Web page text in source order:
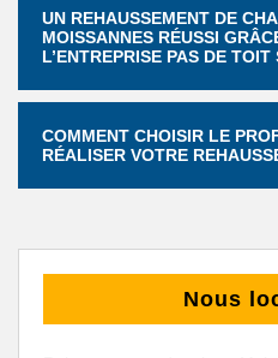
UN REHAUSSEMENT DE
MOISSANNES RÉUSSI
L’ENTREPRISE PAS DE TOIT
COMMENT CHOISIR LE
RÉALISER VOTRE
Nous